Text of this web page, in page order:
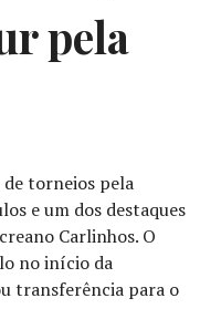
pela
de torneios pela
e um dos destaques
Carlinhos. O
no início da
transferência para o